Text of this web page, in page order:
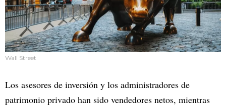
Wall Street
Los asesores de inversión y los administradores de
patrimonio privado han sido vendedores netos, mientras